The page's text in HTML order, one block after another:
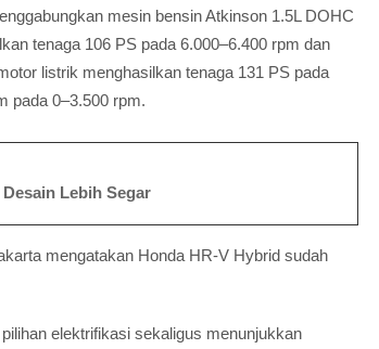
mesin bensin Atkinson 1.5L DOHC
tenaga 106 PS pada 6.000–6.400 rpm dan
listrik menghasilkan tenaga 131 PS pada
pada 0–3.500 rpm.
Lebih Segar
mengatakan Honda HR-V Hybrid sudah
elektrifikasi sekaligus menunjukkan